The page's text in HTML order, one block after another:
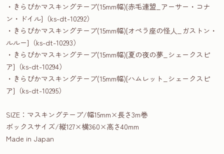
・きらぴかマスキングテープ(15mm幅)[赤毛連盟_アーサー・コナ
ン・ドイル]（ks-dt-10292）
・きらぴかマスキングテープ(15mm幅)[オペラ座の怪人_ガストン・
ルルー]（ks-dt-10293）
・きらぴかマスキングテープ(15mm幅)[夏の夜の夢_シェークスピ
ア]（ks-dt-10294）
・きらぴかマスキングテープ(15mm幅)[ハムレット_シェークスピ
ア]（ks-dt-10295）
SIZE：マスキングテープ/幅15mm×長さ3m巻
ボックスサイズ/縦127×横360×高さ40mm
Made in Japan